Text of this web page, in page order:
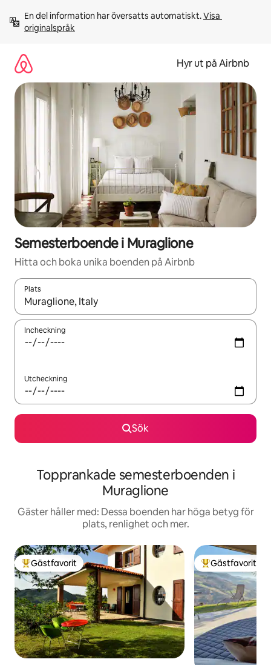
innehåll
En del information har översatts automatiskt. Visa
originalspråk
Hyr ut på Airbnb
Semesterboende i Muraglione
Hitta och boka unika boenden på Airbnb
Plats
När resultaten är tillgängliga kan du navigera med upp- och
Incheckning
Utcheckning
Sök
Topprankade semesterboenden i
Muraglione
Gäster håller med: Dessa boenden har höga betyg för
plats, renlighet och mer.
Populär gästfavorit
Gästfavorit Populär
Gästfavorit